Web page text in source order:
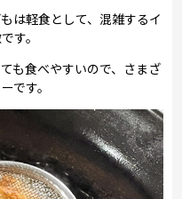
は軽食として、混雑するイ
す。
も食べやすいので、さまざ
です。